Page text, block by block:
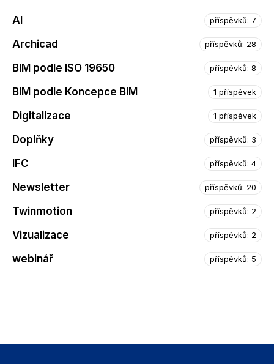
AI příspěvků: 7
Archicad příspěvků: 28
BIM podle ISO 19650 příspěvků: 8
BIM podle Koncepce BIM 1 příspěvek
Digitalizace 1 příspěvek
Doplňky příspěvků: 3
IFC příspěvků: 4
Newsletter příspěvků: 20
Twinmotion příspěvků: 2
Vizualizace příspěvků: 2
webinář příspěvků: 5